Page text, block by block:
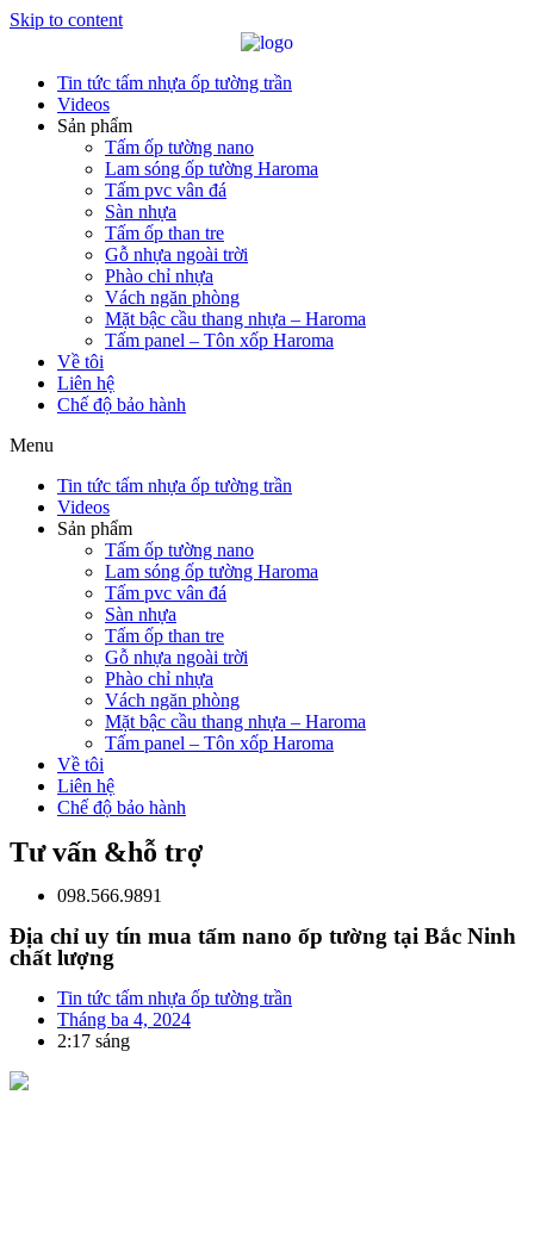
Skip to content
Tin tức tấm nhựa ốp tường trần
Videos
Sản phẩm
Tấm ốp tường nano
Lam sóng ốp tường Haroma
Tấm pvc vân đá
Sàn nhựa
Tấm ốp than tre
Gỗ nhựa ngoài trời
Phào chỉ nhựa
Vách ngăn phòng
Mặt bậc cầu thang nhựa – Haroma
Tấm panel – Tôn xốp Haroma
Về tôi
Liên hệ
Chế độ bảo hành
Menu
Tin tức tấm nhựa ốp tường trần
Videos
Sản phẩm
Tấm ốp tường nano
Lam sóng ốp tường Haroma
Tấm pvc vân đá
Sàn nhựa
Tấm ốp than tre
Gỗ nhựa ngoài trời
Phào chỉ nhựa
Vách ngăn phòng
Mặt bậc cầu thang nhựa – Haroma
Tấm panel – Tôn xốp Haroma
Về tôi
Liên hệ
Chế độ bảo hành
Tư vấn &hỗ trợ
098.566.9891
Địa chỉ uy tín mua tấm nano ốp tường tại Bắc Ninh
chất lượng
Tin tức tấm nhựa ốp tường trần
Tháng ba 4, 2024
2:17 sáng